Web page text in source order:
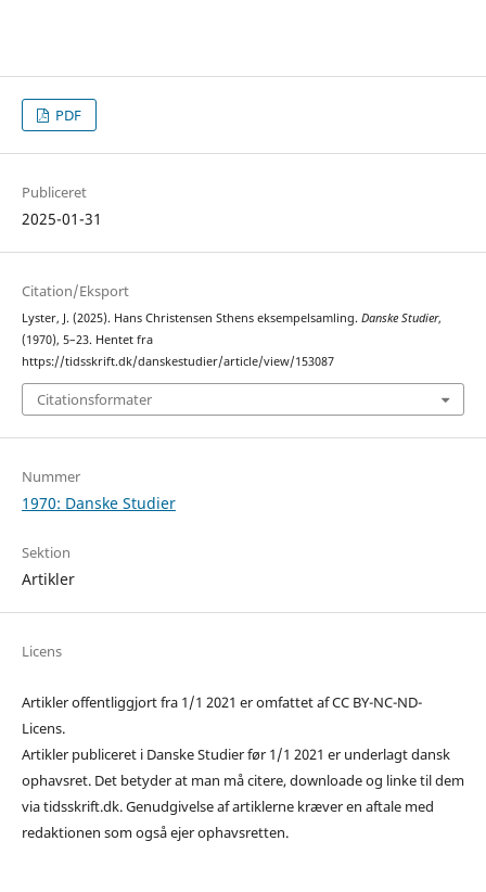
PDF
Publiceret
2025-01-31
Citation/Eksport
Lyster, J. (2025). Hans Christensen Sthens eksempelsamling. Danske Studier,
(1970), 5–23. Hentet fra
https://tidsskrift.dk/danskestudier/article/view/153087
Citationsformater
Nummer
1970: Danske Studier
Sektion
Artikler
Licens
Artikler offentliggjort fra 1/1 2021 er omfattet af CC BY-NC-ND-
Licens.
Artikler publiceret i Danske Studier før 1/1 2021 er underlagt dansk
ophavsret. Det betyder at man må citere, downloade og linke til dem
via tidsskrift.dk. Genudgivelse af artiklerne kræver en aftale med
redaktionen som også ejer ophavsretten.